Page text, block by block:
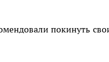
покинуть